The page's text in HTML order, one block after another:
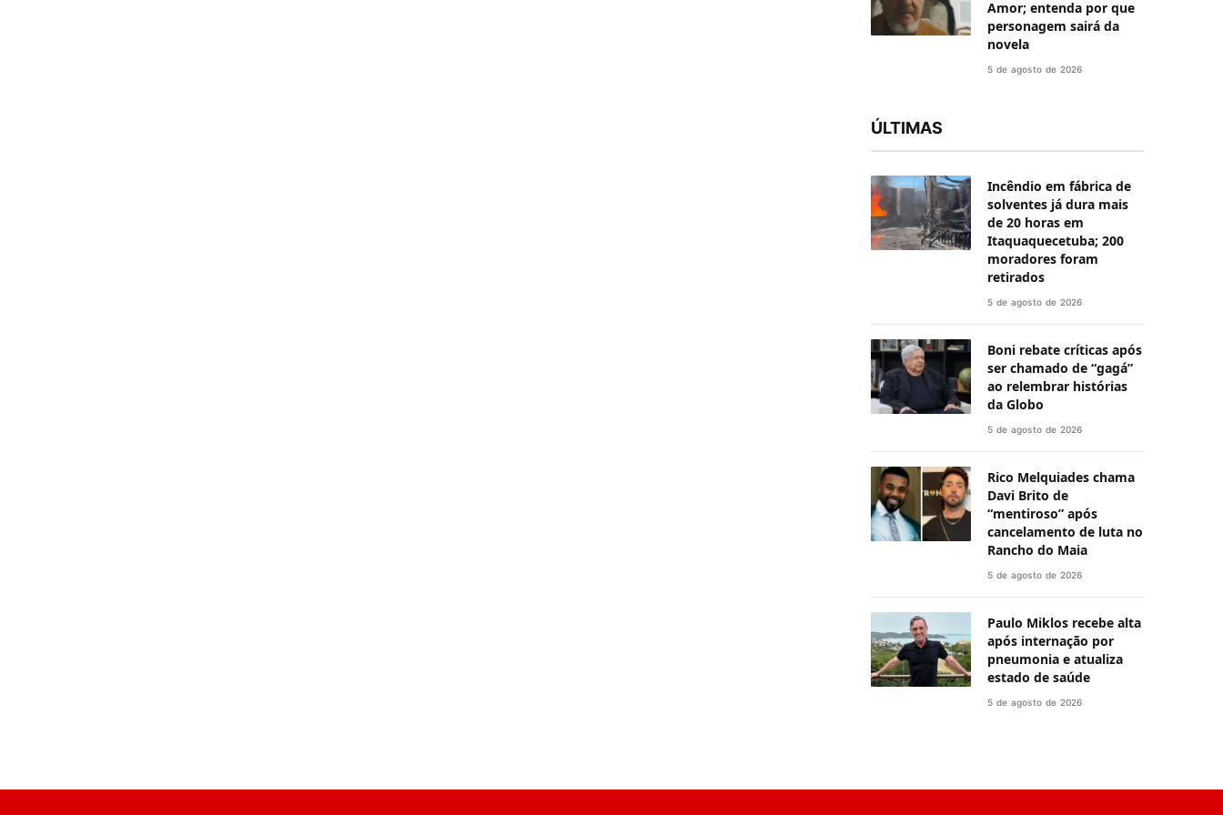
Amor; entenda por que
personagem sairá da
novela
5 de agosto de 2026
ÚLTIMAS
Incêndio em fábrica de
solventes já dura mais
de 20 horas em
Itaquaquecetuba; 200
moradores foram
retirados
5 de agosto de 2026
Boni rebate críticas após
ser chamado de “gagá”
ao relembrar histórias
da Globo
5 de agosto de 2026
Rico Melquiades chama
Davi Brito de
“mentiroso” após
cancelamento de luta no
Rancho do Maia
5 de agosto de 2026
Paulo Miklos recebe alta
após internação por
pneumonia e atualiza
estado de saúde
5 de agosto de 2026